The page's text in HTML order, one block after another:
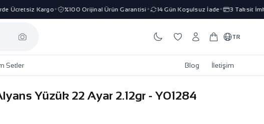
Kargo✦ %100 Orijinal Ürün Garantisi✦ 14 Gün Koşulsuz İade ✦ 3 Taksit İmkanı
TR
Setler Blog İletişim
Yüzük 22 Ayar 2.12gr - Y01284